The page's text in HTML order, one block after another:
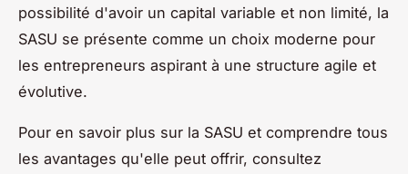
possibilité d'avoir un capital variable et non limité, la
SASU se présente comme un choix moderne pour
les entrepreneurs aspirant à une structure agile et
évolutive.
Pour en savoir plus sur la SASU et comprendre tous
les avantages qu'elle peut offrir, consultez